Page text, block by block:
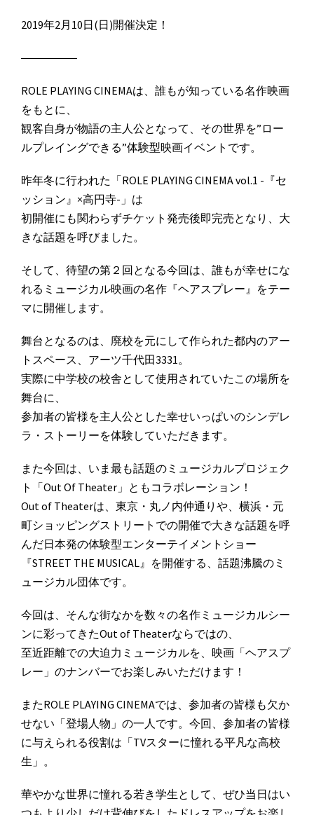
2019年2月10日(日)開催決定！
―――――
ROLE PLAYING CINEMAは、誰もが知っている名作映画
をもとに、
観客自身が物語の主人公となって、その世界を”ロー
ルプレイングできる”体験型映画イベントです。
昨年冬に行われた「ROLE PLAYING CINEMA vol.1 -『セ
ッション』×高円寺-」は
初開催にも関わらずチケット発売後即完売となり、大
きな話題を呼びました。
そして、待望の第２回となる今回は、誰もが幸せにな
れるミュージカル映画の名作『ヘアスプレー』をテー
マに開催します。
舞台となるのは、廃校を元にして作られた都内のアー
トスペース、アーツ千代田3331。
実際に中学校の校舎として使用されていたこの場所を
舞台に、
参加者の皆様を主人公とした幸せいっぱいのシンデレ
ラ・ストーリーを体験していただきます。
また今回は、いま最も話題のミュージカルプロジェク
ト「Out Of Theater」ともコラボレーション！
Out of Theaterは、東京・丸ノ内仲通りや、横浜・元
町ショッピングストリートでの開催で大きな話題を呼
んだ日本発の体験型エンターテイメントショー
『STREET THE MUSICAL』を開催する、話題沸騰のミ
ュージカル団体です。
今回は、そんな街なかを数々の名作ミュージカルシー
ンに彩ってきたOut of Theaterならではの、
至近距離での大迫力ミュージカルを、映画「ヘアスプ
レー」のナンバーでお楽しみいただけます！
またROLE PLAYING CINEMAでは、参加者の皆様も欠か
せない「登場人物」の一人です。今回、参加者の皆様
に与えられる役割は「TVスターに憧れる平凡な高校
生」。
華やかな世界に憧れる若き学生として、ぜひ当日はい